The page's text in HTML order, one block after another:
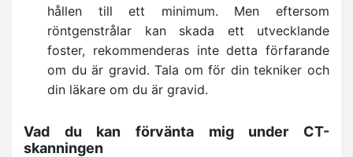
hållen till ett minimum. Men eftersom
röntgenstrålar kan skada ett utvecklande
foster, rekommenderas inte detta förfarande
om du är gravid. Tala om för din tekniker och
din läkare om du är gravid.
Vad du kan förvänta mig under CT-
skanningen